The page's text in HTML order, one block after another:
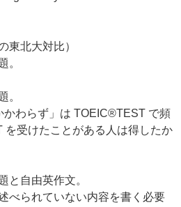
東北大対比）
。
。
かわらず」は TOEIC®TEST で頻
受けたことがある人は得したか
と自由英作文。
べられていない内容を書く必要